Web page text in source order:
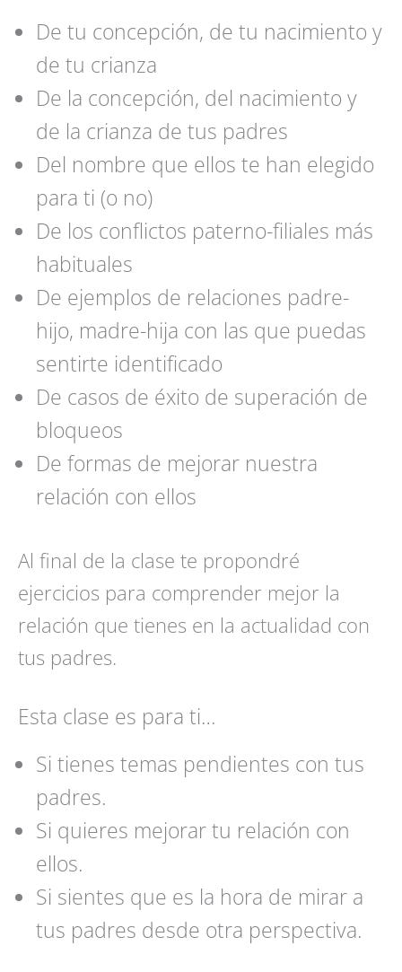
De tu concepción, de tu nacimiento y
de tu crianza
De la concepción, del nacimiento y
de la crianza de tus padres
Del nombre que ellos te han elegido
para ti (o no)
De los conflictos paterno-filiales más
habituales
De ejemplos de relaciones padre-
hijo, madre-hija con las que puedas
sentirte identificado
De casos de éxito de superación de
bloqueos
De formas de mejorar nuestra
relación con ellos
Al final de la clase te propondré
ejercicios para comprender mejor la
relación que tienes en la actualidad con
tus padres.
Esta clase es para ti…
Si tienes temas pendientes con tus
padres.
Si quieres mejorar tu relación con
ellos.
Si sientes que es la hora de mirar a
tus padres desde otra perspectiva.